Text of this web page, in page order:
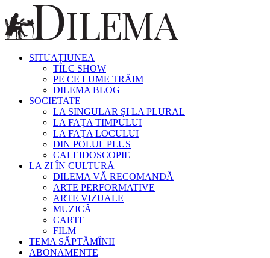
SITUAȚIUNEA
TÎLC SHOW
PE CE LUME TRĂIM
DILEMA BLOG
SOCIETATE
LA SINGULAR ȘI LA PLURAL
LA FAȚA TIMPULUI
LA FAȚA LOCULUI
DIN POLUL PLUS
CALEIDOSCOPIE
LA ZI ÎN CULTURĂ
DILEMA VĂ RECOMANDĂ
ARTE PERFORMATIVE
ARTE VIZUALE
MUZICĂ
CARTE
FILM
TEMA SĂPTĂMÎNII
ABONAMENTE